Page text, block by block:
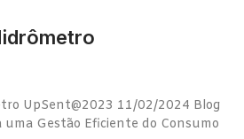
UpSent@2023 11/02/2024 Blog
Gestão Eficiente do Consumo